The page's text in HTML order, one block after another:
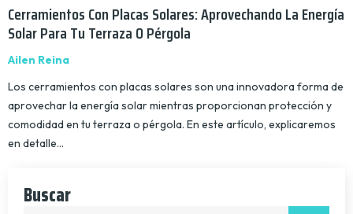
Cerramientos Con Placas Solares: Aprovechando La Energía
Solar Para Tu Terraza O Pérgola
Ailen Reina
Los cerramientos con placas solares son una innovadora forma de
aprovechar la energía solar mientras proporcionan protección y
comodidad en tu terraza o pérgola. En este artículo, explicaremos
en detalle…
Buscar